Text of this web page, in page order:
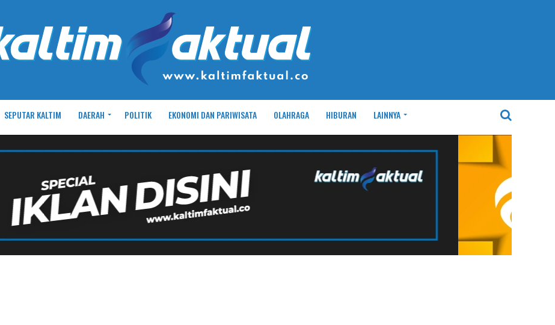
SEPUTAR KALTIM DAERAH POLITIK EKONOMI DAN PARIWISATA OLAHRAGA HIBURAN LAINNYA